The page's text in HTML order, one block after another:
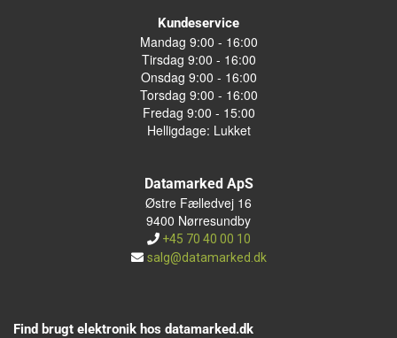
Kundeservice
Mandag 9:00 - 16:00
Tirsdag 9:00 - 16:00
Onsdag 9:00 - 16:00
Torsdag 9:00 - 16:00
Fredag 9:00 - 15:00
Helligdage: Lukket
Datamarked ApS
Østre Fælledvej 16
9400 Nørresundby
+45 70 40 00 10
salg@datamarked.dk
Find brugt elektronik hos datamarked.dk